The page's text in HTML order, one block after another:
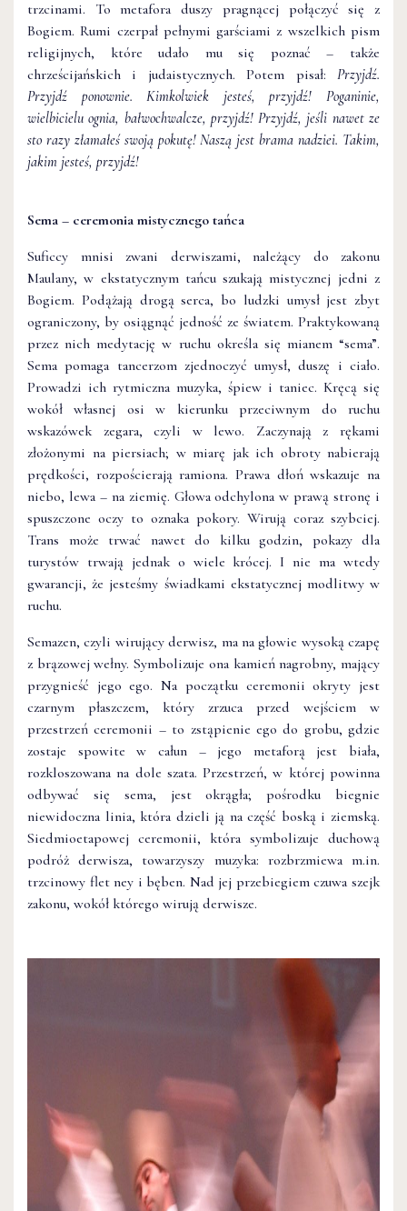
trzcinami. To metafora duszy pragnącej połączyć się z
Bogiem. Rumi czerpał pełnymi garściami z wszelkich pism
religijnych, które udało mu się poznać – także
chrześcijańskich i judaistycznych. Potem pisał: Przyjdź.
Przyjdź ponownie. Kimkolwiek jesteś, przyjdź! Poganinie,
wielbicielu ognia, bałwochwalcze, przyjdź! Przyjdź, jeśli nawet ze
sto razy złamałeś swoją pokutę! Naszą jest brama nadziei. Takim,
jakim jesteś, przyjdź!
Sema – ceremonia mistycznego tańca
Suficcy mnisi zwani derwiszami, należący do zakonu
Maulany, w ekstatycznym tańcu szukają mistycznej jedni z
Bogiem. Podążają drogą serca, bo ludzki umysł jest zbyt
ograniczony, by osiągnąć jedność ze światem. Praktykowaną
przez nich medytację w ruchu określa się mianem “sema”.
Sema pomaga tancerzom zjednoczyć umysł, duszę i ciało.
Prowadzi ich rytmiczna muzyka, śpiew i taniec. Kręcą się
wokół własnej osi w kierunku przeciwnym do ruchu
wskazówek zegara, czyli w lewo. Zaczynają z rękami
złożonymi na piersiach; w miarę jak ich obroty nabierają
prędkości, rozpościerają ramiona. Prawa dłoń wskazuje na
niebo, lewa – na ziemię. Głowa odchylona w prawą stronę i
spuszczone oczy to oznaka pokory. Wirują coraz szybciej.
Trans może trwać nawet do kilku godzin, pokazy dla
turystów trwają jednak o wiele krócej. I nie ma wtedy
gwarancji, że jesteśmy świadkami ekstatycznej modlitwy w
ruchu.
Semazen, czyli wirujący derwisz, ma na głowie wysoką czapę
z brązowej wełny. Symbolizuje ona kamień nagrobny, mający
przygnieść jego ego. Na początku ceremonii okryty jest
czarnym płaszczem, który zrzuca przed wejściem w
przestrzeń ceremonii – to zstąpienie ego do grobu, gdzie
zostaje spowite w całun – jego metaforą jest biała,
rozkloszowana na dole szata. Przestrzeń, w której powinna
odbywać się sema, jest okrągła; pośrodku biegnie
niewidoczna linia, która dzieli ją na część boską i ziemską.
Siedmioetapowej ceremonii, która symbolizuje duchową
podróż derwisza, towarzyszy muzyka: rozbrzmiewa m.in.
trzcinowy flet ney i bęben. Nad jej przebiegiem czuwa szejk
zakonu, wokół którego wirują derwisze.